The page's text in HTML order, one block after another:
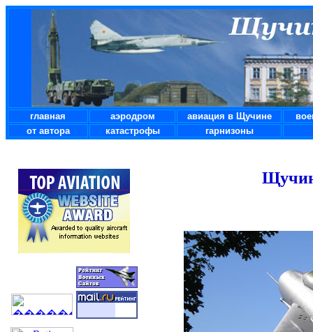
главная аэродром авиация в Щучине
от автора
катастрофы гарнизоны
Щучин